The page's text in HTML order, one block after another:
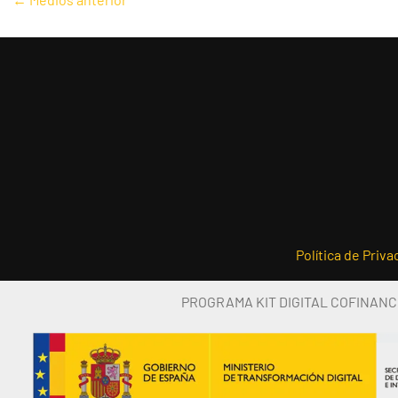
de
Política de
PROGRAMA KIT DIGITAL